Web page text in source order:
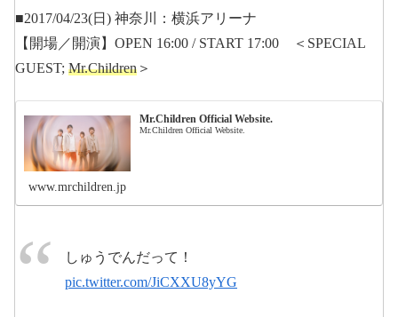
■2017/04/23(日) 神奈川：横浜アリーナ
【開場／開演】OPEN 16:00 / START 17:00 ＜SPECIAL
GUEST; Mr.Children ＞
Mr.Children Official Website.
Mr.Children Official Website.
www.mrchildren.jp
しゅうでんだって！
pic.twitter.com/JiCXXU8yYG